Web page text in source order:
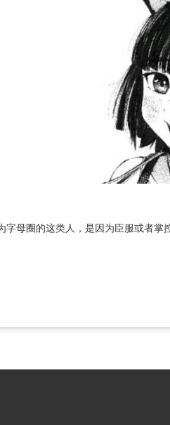
字母圈的这类人，是因为臣服或者掌